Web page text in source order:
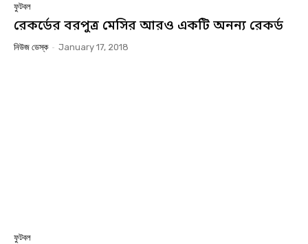
ফুটবল
রেকর্ডের বরপুত্র মেসির আরও একটি অনন্য রেকর্ড
নিউজ ডেস্ক - January 17, 2018
ফুটবল